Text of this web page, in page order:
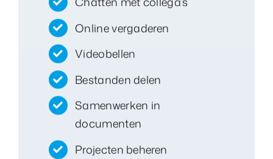
Online vergaderen
Videobellen
Bestanden delen
Samenwerken in
documenten
Projecten beheren